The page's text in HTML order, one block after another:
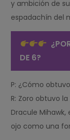
y ambición de
espadachín del
DE 6?
P: ¿Cómo
R: Zoro obtuvo
Dracule
ojo como una